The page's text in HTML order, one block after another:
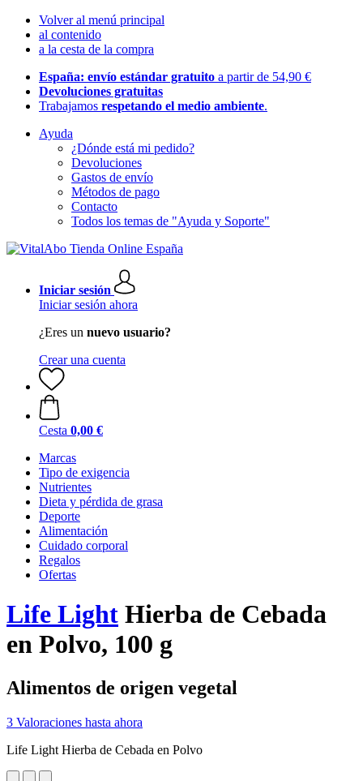
Volver al menú principal
al contenido
a la cesta de la compra
España: envío estándar gratuito a partir de 54,90 €
Devoluciones gratuitas
Trabajamos respetando el medio ambiente.
Ayuda
¿Dónde está mi pedido?
Devoluciones
Gastos de envío
Métodos de pago
Contacto
Todos los temas de "Ayuda y Soporte"
Iniciar sesión
Iniciar sesión ahora
¿Eres un nuevo usuario?
Crear una cuenta
Cesta 0,00 €
Marcas
Tipo de exigencia
Nutrientes
Dieta y pérdida de grasa
Deporte
Alimentación
Cuidado corporal
Regalos
Ofertas
Life Light Hierba de Cebada
en Polvo, 100 g
Alimentos de origen vegetal
3 Valoraciones hasta ahora
Life Light Hierba de Cebada en Polvo